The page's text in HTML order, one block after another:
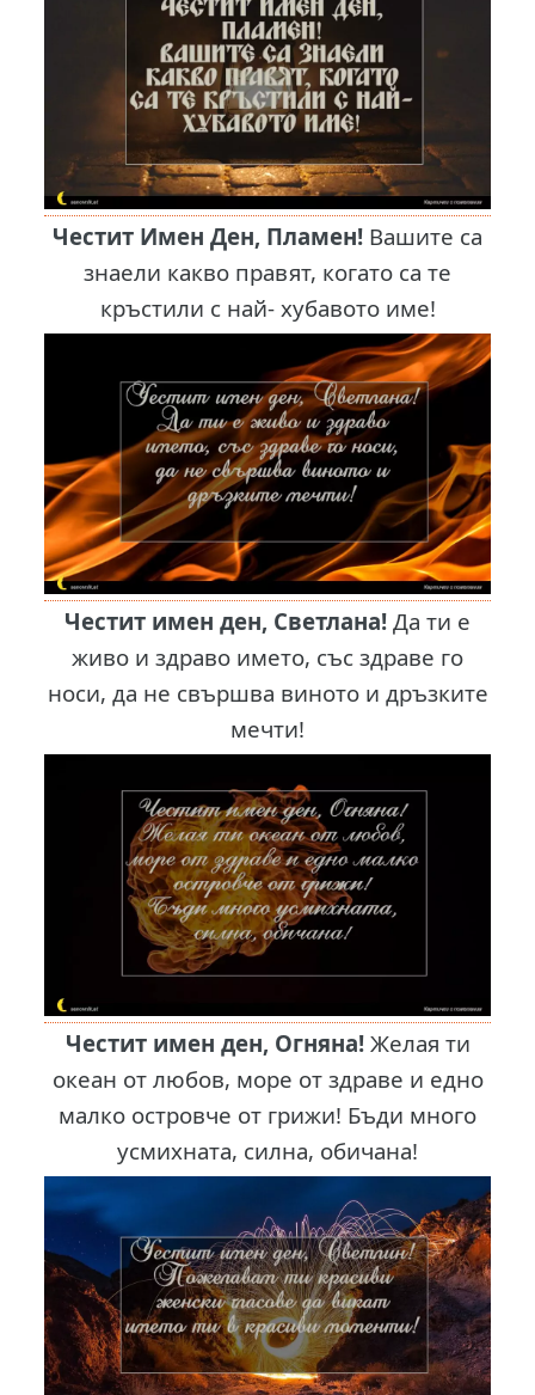
Честит Имен Ден, Пламен! Вашите са
знаели какво правят, когато са те
кръстили с най- хубавото име!
Честит имен ден, Светлана! Да ти е
живо и здраво името, със здраве го
носи, да не свършва виното и дръзките
мечти!
Честит имен ден, Огняна!Желая ти
океан от любов, море от здраве и едно
малко островче от грижи! Бъди много
усмихната, силна, обичана!